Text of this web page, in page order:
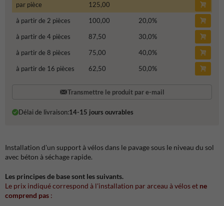
par pièce
125,00
à partir de 2 pièces
100,00 20,0%
à partir de 4 pièces
87,50 30,0%
à partir de 8 pièces
75,00 40,0%
à partir de 16 pièces
62,50 50,0%
Transmettre le produit par e-mail
Délai de livraison:14-15 jours ouvrables
Installation d'un support à vélos dans le pavage sous le niveau du sol
avec béton à séchage rapide.
Les principes de base sont les suivants.
Le prix indiqué correspond à l'installation par arceau à vélos et ne
comprend pas :